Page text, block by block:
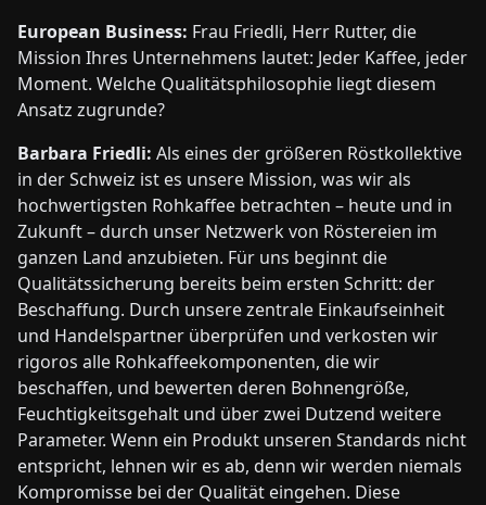
European Business: Frau Friedli, Herr Rutter, die
Mission Ihres Unternehmens lautet: Jeder Kaffee, jeder
Moment. Welche Qualitätsphilosophie liegt diesem
Ansatz zugrunde?
Barbara Friedli: Als eines der größeren Röstkollektive
in der Schweiz ist es unsere Mission, was wir als
hochwertigsten Rohkaffee betrachten – heute und in
Zukunft – durch unser Netzwerk von Röstereien im
ganzen Land anzubieten. Für uns beginnt die
Qualitätssicherung bereits beim ersten Schritt: der
Beschaffung. Durch unsere zentrale Einkaufseinheit
und Handelspartner überprüfen und verkosten wir
rigoros alle Rohkaffeekomponenten, die wir
beschaffen, und bewerten deren Bohnengröße,
Feuchtigkeitsgehalt und über zwei Dutzend weitere
Parameter. Wenn ein Produkt unseren Standards nicht
entspricht, lehnen wir es ab, denn wir werden niemals
Kompromisse bei der Qualität eingehen. Diese